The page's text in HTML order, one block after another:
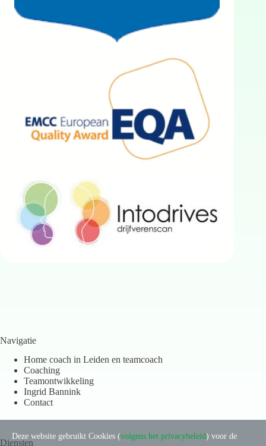
Navigatie
Home coach in Leiden en teamcoach
Coaching
Teamontwikkeling
Ingrid Bannink
Contact
Diensten
Deze website gebruikt Cookies (volgens het privacybeleid) voor de